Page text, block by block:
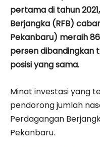
pertama di tahun
Berjangka (RFB)
Pekanbaru) meraih
persen dibandingkan
posisi yang sama.
Minat investasi yang
pendorong jumlah
Perdagangan
Pekanbaru.